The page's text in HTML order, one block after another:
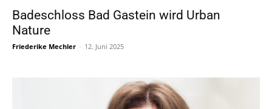
Badeschloss Bad Gastein wird Urban
Nature
Friederike Mechler - 12. Juni 2025